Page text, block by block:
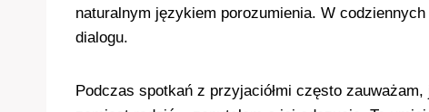
naturalnym językiem porozumienia. W
dialogu.
Podczas spotkań z przyjaciółmi często